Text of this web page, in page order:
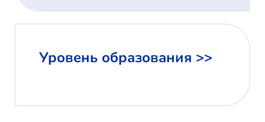
Уровень образования >>